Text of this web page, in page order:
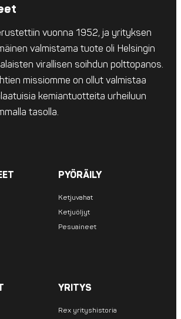
vuonna 1952, ja yrityksen
valmistama tuote oli Helsingin
virallisen soihdun polttopanos.
missiomme on ollut valmistaa
kemiantuotteita urheiluun
tasolla.
PYÖRÄILY
Ketjuvahat
Ketjuöljyt
Pesuaineet
YRITYS
Rex yrityshistoria